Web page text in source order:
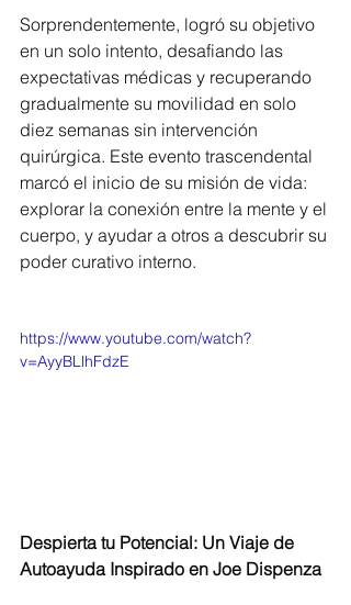
Sorprendentemente, logró su objetivo
en un solo intento, desafiando las
expectativas médicas y recuperando
gradualmente su movilidad en solo
diez semanas sin intervención
quirúrgica. Este evento trascendental
marcó el inicio de su misión de vida:
explorar la conexión entre la mente y el
cuerpo, y ayudar a otros a descubrir su
poder curativo interno.
https://www.youtube.com/watch?
v=AyyBLlhFdzE
Despierta tu Potencial: Un Viaje de
Autoayuda Inspirado en Joe Dispenza